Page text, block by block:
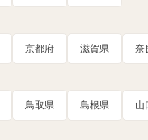
京都府 滋賀県 奈
鳥取県 島根県 山